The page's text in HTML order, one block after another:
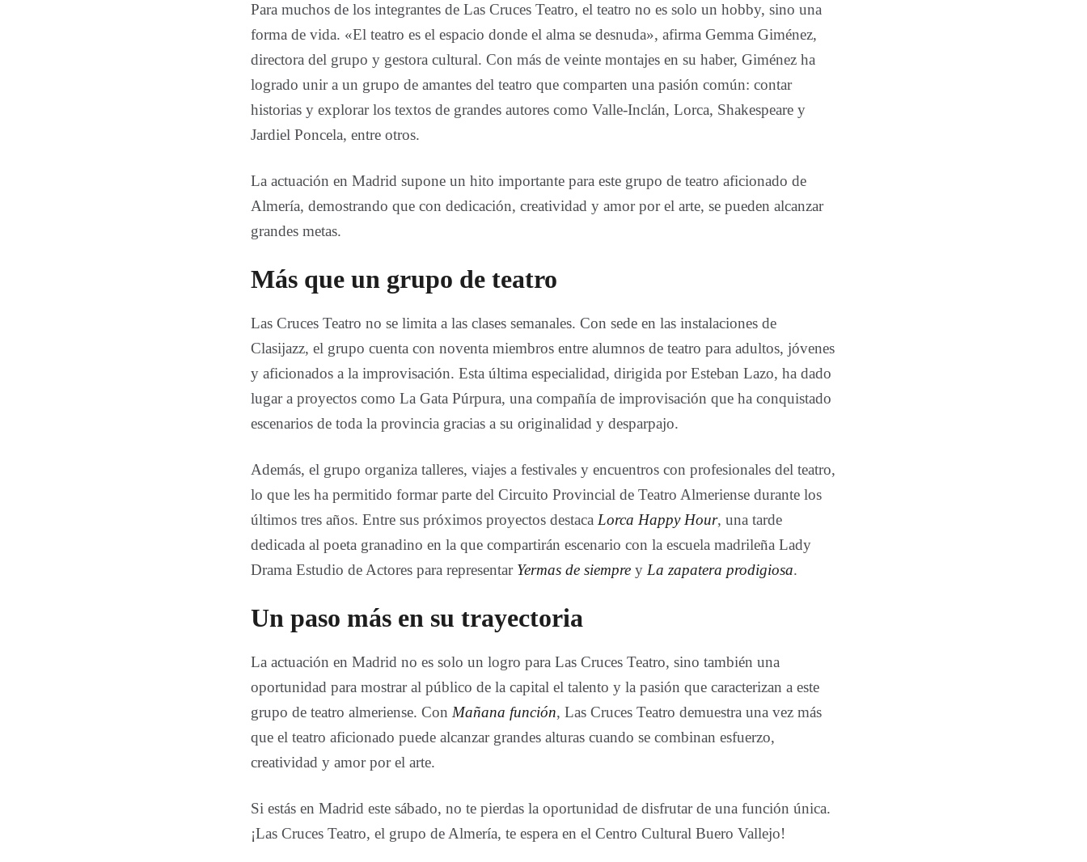
Para muchos de los integrantes de Las Cruces Teatro, el teatro no es solo un hobby, sino una
forma de vida. «El teatro es el espacio donde el alma se desnuda», afirma Gemma Giménez,
directora del grupo y gestora cultural. Con más de veinte montajes en su haber, Giménez ha
logrado unir a un grupo de amantes del teatro que comparten una pasión común: contar
historias y explorar los textos de grandes autores como Valle-Inclán, Lorca, Shakespeare y
Jardiel Poncela, entre otros.
La actuación en Madrid supone un hito importante para este grupo de teatro aficionado de
Almería, demostrando que con dedicación, creatividad y amor por el arte, se pueden alcanzar
grandes metas.
Más que un grupo de teatro
Las Cruces Teatro no se limita a las clases semanales. Con sede en las instalaciones de
Clasijazz, el grupo cuenta con noventa miembros entre alumnos de teatro para adultos, jóvenes
y aficionados a la improvisación. Esta última especialidad, dirigida por Esteban Lazo, ha dado
lugar a proyectos como La Gata Púrpura, una compañía de improvisación que ha conquistado
escenarios de toda la provincia gracias a su originalidad y desparpajo.
Además, el grupo organiza talleres, viajes a festivales y encuentros con profesionales del teatro,
lo que les ha permitido formar parte del Circuito Provincial de Teatro Almeriense durante los
últimos tres años. Entre sus próximos proyectos destaca Lorca Happy Hour, una tarde
dedicada al poeta granadino en la que compartirán escenario con la escuela madrileña Lady
Drama Estudio de Actores para representar Yermas de siempre y La zapatera prodigiosa.
Un paso más en su trayectoria
La actuación en Madrid no es solo un logro para Las Cruces Teatro, sino también una
oportunidad para mostrar al público de la capital el talento y la pasión que caracterizan a este
grupo de teatro almeriense. ConMañana función, Las Cruces Teatro demuestra una vez más
que el teatro aficionado puede alcanzar grandes alturas cuando se combinan esfuerzo,
creatividad y amor por el arte.
Si estás en Madrid este sábado, no te pierdas la oportunidad de disfrutar de una función única.
¡Las Cruces Teatro, el grupo de Almería, te espera en el Centro Cultural Buero Vallejo!